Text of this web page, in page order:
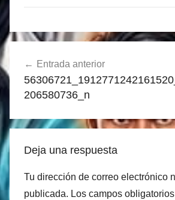
de
entradas
Entrada anterior
206580736_n
Deja una respuesta
Tu dirección de correo electrónico
publicada. Los campos